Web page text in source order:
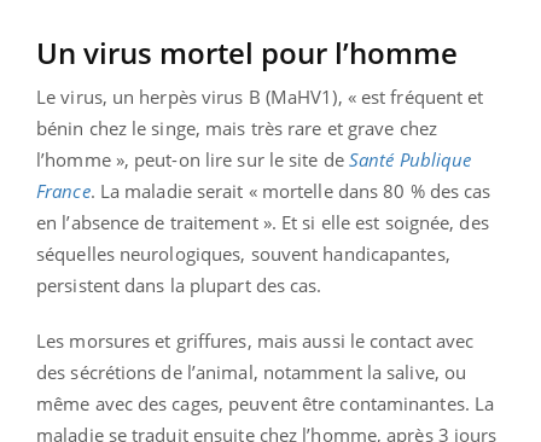
Un virus mortel pour l’homme
Le virus, un herpès virus B (MaHV1), « est fréquent et
bénin chez le singe, mais très rare et grave chez
l’homme », peut-on lire sur le site de Santé Publique
France. La maladie serait « mortelle dans 80 % des cas
en l’absence de traitement ». Et si elle est soignée, des
séquelles neurologiques, souvent handicapantes,
persistent dans la plupart des cas.
Les morsures et griffures, mais aussi le contact avec
des sécrétions de l’animal, notamment la salive, ou
même avec des cages, peuvent être contaminantes. La
maladie se traduit ensuite chez l’homme, après 3 jours